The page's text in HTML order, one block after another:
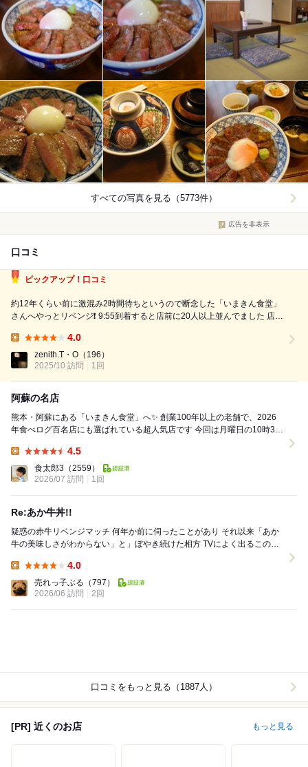
すべての写真を見る（5773件）
広告を非表示
口コミ
ピックアップ！口コミ
約12年くらい前に激混み2時間待ちというので断念した「いまきん食堂」
さんへやっとリベンジ❗️ 9:55到着すると店前に20人以上並んでました 店の
着くと、さっきまで並んでた人達がいない。 開店して一気に店内へ案内
された模様...
4.0
zenith.T・O （196）
2025/10 訪問
1回
阿蘇の名店
熊本・阿蘇にある「いまきん食堂」へ✨ 創業100年以上の老舗で、2026
年食べログ百名店にも選ばれている超人気店です 今回は月曜日の10時30
4.5
食太郎3 （2559）
2026/07 訪問
1回
Re:あか牛丼!!
疑惑の赤牛リベンジマッチ 何年か前に伺ったことがあり それ以来「あか
牛の美味しさがわからない」と」ぼやき続けた相方 TVによく出るこのお
4.0
売れっ子ぶる （797）
2026/06 訪問
2回
口コミをもっと見る（1887人）
[PR] 近くのお店 もっと見る